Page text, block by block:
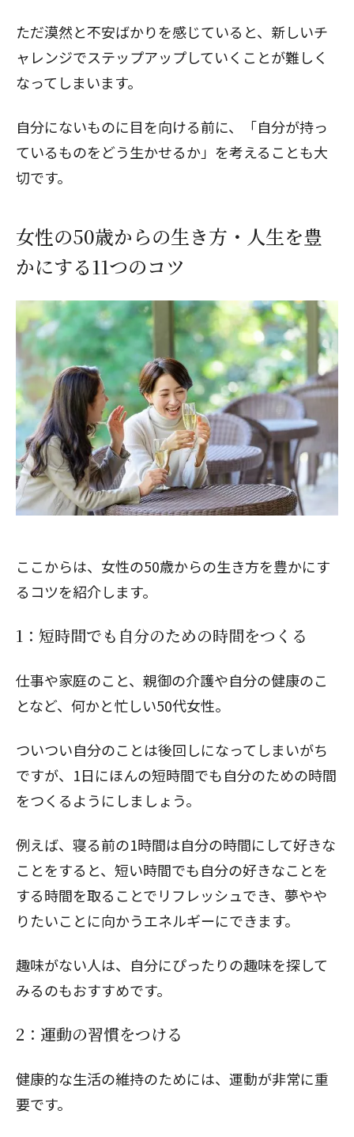
ただ漠然と不安ばかりを感じていると、新しいチ
ャレンジでステップアップしていくことが難しく
なってしまいます。
自分にないものに目を向ける前に、「自分が持っ
ているものをどう生かせるか」を考えることも大
切です。
女性の50歳からの生き方・人生を豊
かにする11つのコツ
ここからは、女性の50歳からの生き方を豊かにす
るコツを紹介します。
1：短時間でも自分のための時間をつくる
仕事や家庭のこと、親御の介護や自分の健康のこ
となど、何かと忙しい50代女性。
ついつい自分のことは後回しになってしまいがち
ですが、1日にほんの短時間でも自分のための時間
をつくるようにしましょう。
例えば、寝る前の1時間は自分の時間にして好きな
ことをすると、短い時間でも自分の好きなことを
する時間を取ることでリフレッシュでき、夢やや
りたいことに向かうエネルギーにできます。
趣味がない人は、 自分にぴったりの趣味を探して
みるのもおすすめです。
2：運動の習慣をつける
健康的な生活の維持のためには、運動が非常に重
要です。